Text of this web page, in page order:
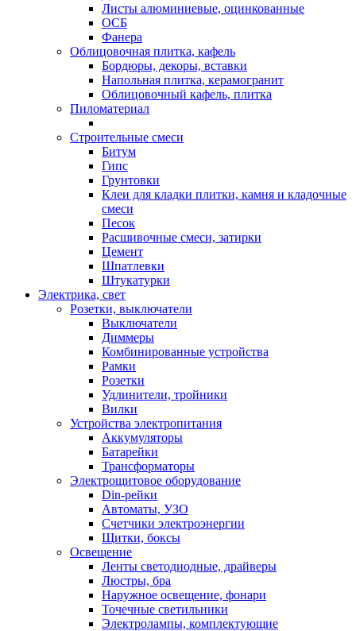
Листы алюминиевые, оцинкованные
ОСБ
Фанера
Облицовочная плитка, кафель
Бордюры, декоры, вставки
Напольная плитка, керамогранит
Облицовочный кафель, плитка
Пиломатериал
Строительные смеси
Битум
Гипс
Грунтовки
Клеи для кладки плитки, камня и кладочные
смеси
Песок
Расшивочные смеси, затирки
Цемент
Шпатлевки
Штукатурки
Электрика, свет
Розетки, выключатели
Выключатели
Диммеры
Комбинированные устройства
Рамки
Розетки
Удлинители, тройники
Вилки
Устройства электропитания
Аккумуляторы
Батарейки
Трансформаторы
Электрощитовое оборудование
Din-рейки
Автоматы, УЗО
Счетчики электроэнергии
Щитки, боксы
Освещение
Ленты светодиодные, драйверы
Люстры, бра
Наружное освещение, фонари
Точечные светильники
Электролампы, комплектующие